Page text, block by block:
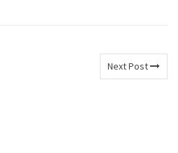
Next Post